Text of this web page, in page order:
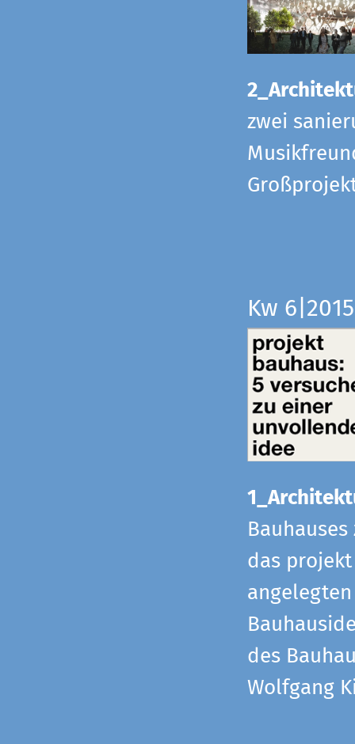
zwei
Kw
das
des
Wolfgang